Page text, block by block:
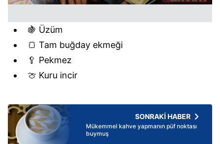
🍇 Üzüm
🍞 Tam buğday ekmeği
🥄 Pekmez
🍈 Kuru incir
SONRAKİ HABER
Mükemmel kahve yapmanın püf noktası
buymuş